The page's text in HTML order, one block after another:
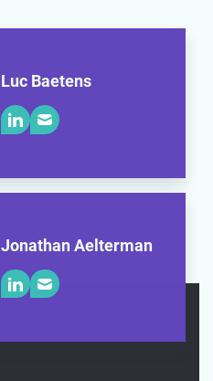
Luc Baetens
Jonathan Aelterman